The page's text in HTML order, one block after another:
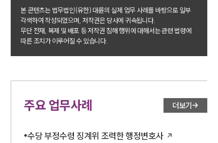
본 콘텐츠는 법무법인(유한) 대륜의 실제 업무 사례를 바탕으로 일부
각색하여 작성되었으며, 저작권은 당사에 귀속됩니다.
무단 전재, 복제 및 배포 등 저작권 침해 행위에 대해서는 관련 법령에
따른 조치가 이루어질 수 있습니다.
주요 업무사례 더보기
수당 부정수령 징계위 조력한 행정변호사